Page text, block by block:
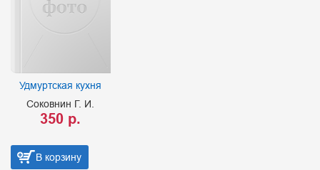
Удмуртская кухня
Соковнин Г. И.
350 р.
В корзину